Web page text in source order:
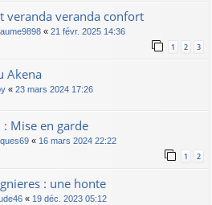
veranda veranda confort
« 21 févr. 2025 14:36
1 2 3
Akena
« 23 mars 2024 17:26
: Mise en garde
« 16 mars 2024 22:22
1 2
: une honte
« 19 déc. 2023 05:12